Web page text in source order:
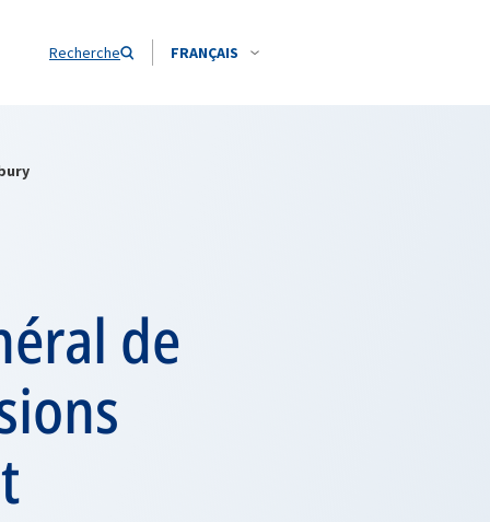
Recherche FRANÇAIS
de